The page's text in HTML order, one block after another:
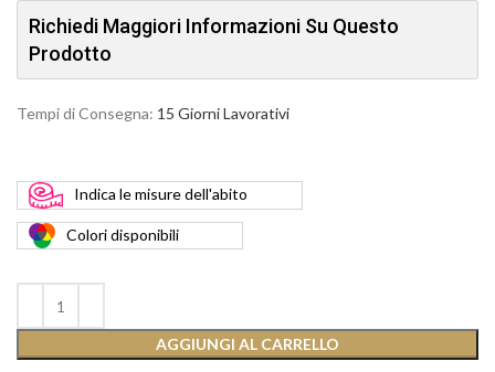
Richiedi Maggiori Informazioni Su Questo
Prodotto
Tempi di Consegna: 15 Giorni Lavorativi
Indica le misure dell'abito
Coloridisponibili
AGGIUNGI AL CARRELLO